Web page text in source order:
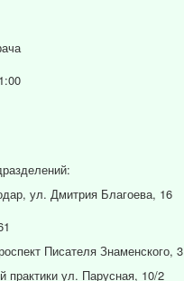
ул. Дмитрия Благоева, 16
Писателя Знаменского, 3
ул. Парусная, 10/2